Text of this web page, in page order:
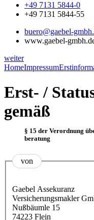
+49 7131 5844-0
+49 7131 5844-55
buero@gaebel-
www.gaebel-
weiter
HomeImpressum
Erst- /
gemäß
§ 15 der Verordnung
beratung
von
Gaebel Assekuranz
Versicherungsmakler
Nußbäumle 15
74223 Flein